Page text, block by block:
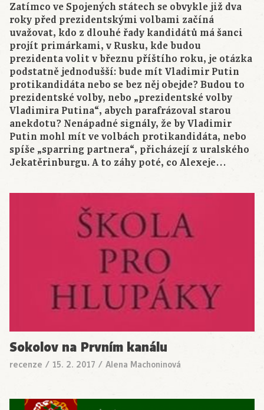
Zatímco ve Spojených státech se obvykle již dva
roky před prezidentskými volbami začíná
uvažovat, kdo z dlouhé řady kandidátů má šanci
projít primárkami, v Rusku, kde budou
prezidenta volit v březnu příštího roku, je otázka
podstatně jednodušší: bude mít Vladimir Putin
protikandidáta nebo se bez něj obejde? Budou to
prezidentské volby, nebo „prezidentské volby
Vladimira Putina“, abych parafrázoval starou
anekdotu? Nenápadné signály, že by Vladimir
Putin mohl mít ve volbách protikandidáta, nebo
spíše „sparring partnera“, přicházejí z uralského
Jekatěrinburgu. A to záhy poté, co Alexeje…
Sokolov na Prvním kanálu
recenze / 15. 2. 2017 / Alena Machoninová